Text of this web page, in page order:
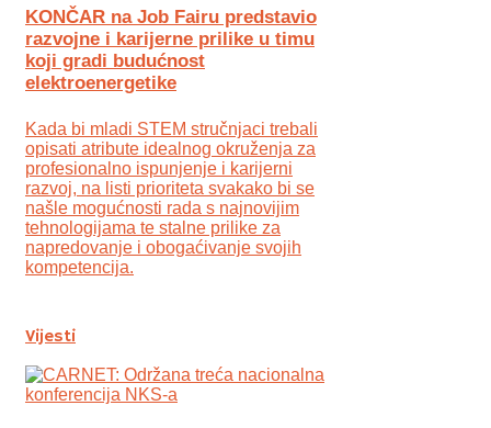
KONČAR na Job Fairu predstavio
razvojne i karijerne prilike u timu
koji gradi budućnost
elektroenergetike
Kada bi mladi STEM stručnjaci trebali
opisati atribute idealnog okruženja za
profesionalno ispunjenje i karijerni
razvoj, na listi prioriteta svakako bi se
našle mogućnosti rada s najnovijim
tehnologijama te stalne prilike za
napredovanje i obogaćivanje svojih
kompetencija.
Vijesti